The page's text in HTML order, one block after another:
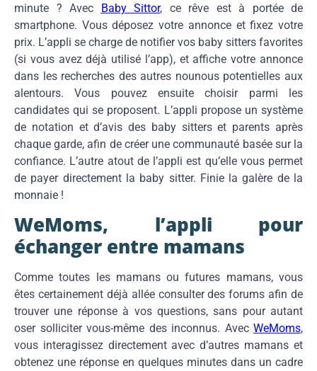
minute ? Avec Baby Sittor, ce rêve est à portée de
smartphone. Vous déposez votre annonce et fixez votre
prix. L’appli se charge de notifier vos baby sitters favorites
(si vous avez déjà utilisé l’app), et affiche votre annonce
dans les recherches des autres nounous potentielles aux
alentours. Vous pouvez ensuite choisir parmi les
candidates qui se proposent. L’appli propose un système
de notation et d’avis des baby sitters et parents après
chaque garde, afin de créer une communauté basée sur la
confiance. L’autre atout de l’appli est qu’elle vous permet
de payer directement la baby sitter. Finie la galère de la
monnaie !
WeMoms, l’appli pour
échanger entre mamans
Comme toutes les mamans ou futures mamans, vous
êtes certainement déjà allée consulter des forums afin de
trouver une réponse à vos questions, sans pour autant
oser solliciter vous-même des inconnus. Avec WeMoms,
vous interagissez directement avec d’autres mamans et
obtenez une réponse en quelques minutes dans un cadre